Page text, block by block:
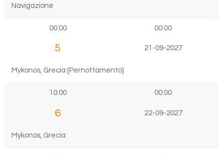
Navigazione
00:00 00:00
5 21-09-2027
Mykonos, Grecia [Pernottamento]
10:00 00:00
6 22-09-2027
Mykonos, Grecia